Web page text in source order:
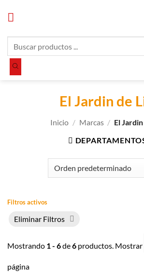
productos
El Jardin de
Inicio / Marcas / El
Filtros activos
Eliminar Filtros
Mostrando 1 - 6de6 productos. Mostrar
página